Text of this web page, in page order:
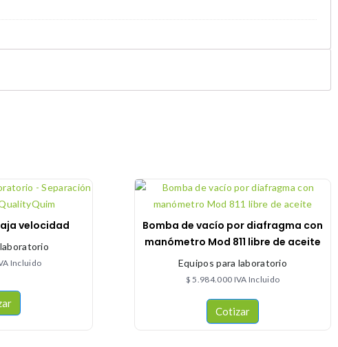
velocidad
Incluido
Bomba de vacío por diafragma con
manómetro Mod 811 libre de aceite
Equipos para laboratorio
$ 5.984.000 IVA Incluido
Cotizar